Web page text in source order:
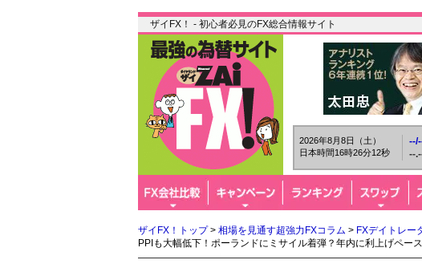
ザイFX！ - 初心者必見のFX総合情報サイト
2026年8月8日（土）
日本時間16時26分13秒
--
ザイFX！トップ> 相場を見通す超強力FXコラム > FXデイトレー
PPIも大幅低下！ポーランドにミサイル着弾？年内に利上げペー